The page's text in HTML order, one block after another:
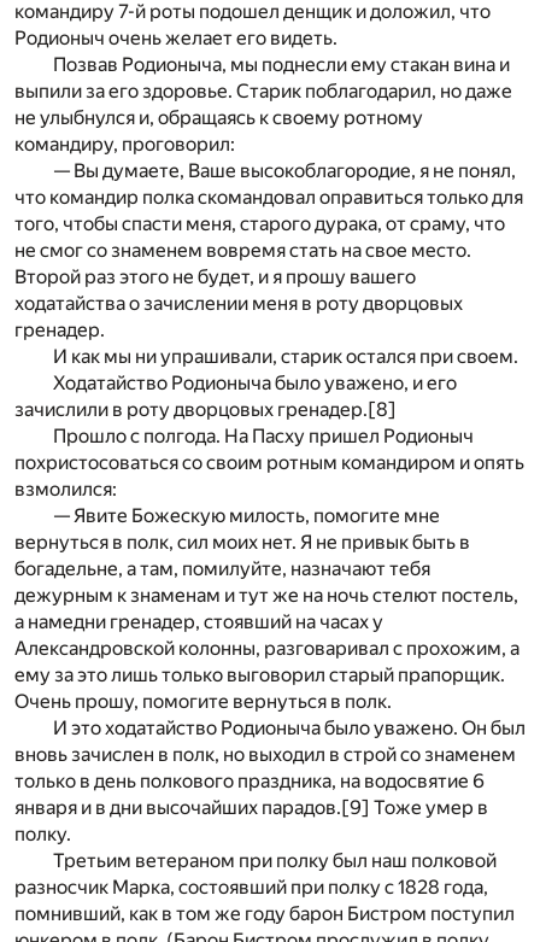
командиру 7-й роты подошел денщик и доложил, что
Родионыч очень желает его видеть.
Позвав Родионыча, мы поднесли ему стакан вина и
выпили за его здоровье. Старик поблагодарил, но даже
не улыбнулся и, обращаясь к своему ротному
командиру, проговорил:
— Вы думаете, Ваше высокоблагородие, я не понял,
что командир полка скомандовал оправиться только для
того, чтобы спасти меня, старого дурака, от сраму, что
не смог со знаменем вовремя стать на свое место.
Второй раз этого не будет, и я прошу вашего
ходатайства о зачислении меня в роту дворцовых
гренадер.
И как мы ни упрашивали, старик остался при своем.
Ходатайство Родионыча было уважено, и его
зачислили в роту дворцовых гренадер.[8]
Прошло с полгода. На Пасху пришел Родионыч
похристосоваться со своим ротным командиром и опять
взмолился:
— Явите Божескую милость, помогите мне
вернуться в полк, сил моих нет. Я не привык быть в
богадельне, а там, помилуйте, назначают тебя
дежурным к знаменам и тут же на ночь стелют постель,
а намедни гренадер, стоявший на часах у
Александровской колонны, разговаривал с прохожим, а
ему за это лишь только выговорил старый прапорщик.
Очень прошу, помогите вернуться в полк.
И это ходатайство Родионыча было уважено. Он был
вновь зачислен в полк, но выходил в строй со знаменем
только в день полкового праздника, на водосвятие 6
января и в дни высочайших парадов.[9] Тоже умер в
полку.
Третьим ветераном при полку был наш полковой
разносчик Марка, состоявший при полку с 1828 года,
помнивший, как в том же году барон Бистром поступил